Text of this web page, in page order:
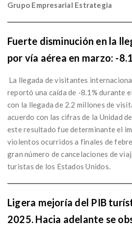
Grupo Empresarial Estrategia
Fuerte disminución en la
por vía aérea en marzo: -
La llegada de visitantes
reportó una caída de -8.1% durante
con la llegada de 2.2 millones de
acuerdo con las cifras de la Unidad
este resultado fue determinante el
violentos ocurridos a finales de
gran número de cancelaciones de
turistas de los Estados Unidos.
Ligera mejoría del PIB
2025. Hacia adelante se